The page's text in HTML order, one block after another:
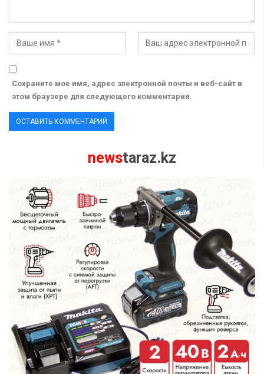
Сохраните мое имя, адрес электронной почты и веб-сайт в
этом браузере для следующего комментария.
newstaraz.kz